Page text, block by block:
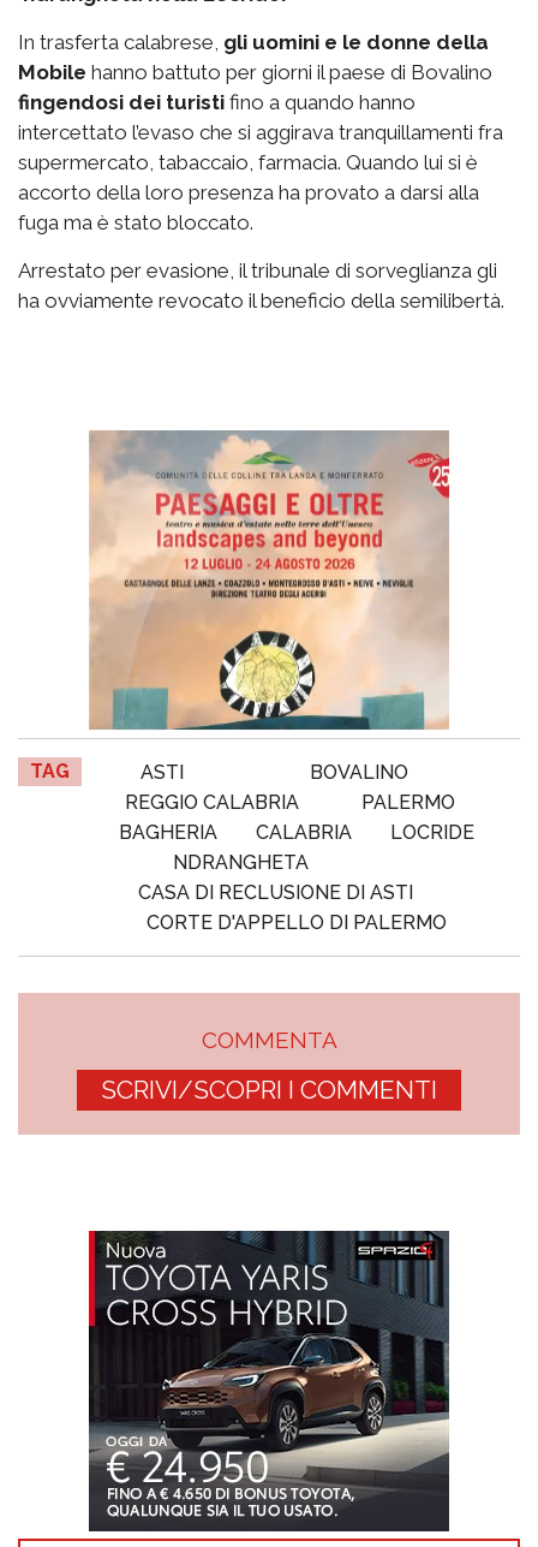
In trasferta calabrese, gli uomini e le donne della
Mobile hanno battuto per giorni il paese di Bovalino
fingendosi dei turisti fino a quando hanno
intercettato l’evaso che si aggirava tranquillamenti fra
supermercato, tabaccaio, farmacia. Quando lui si è
accorto della loro presenza ha provato a darsi alla
fuga ma è stato bloccato.
Arrestato per evasione, il tribunale di sorveglianza gli
ha ovviamente revocato il beneficio della semilibertà.
TAG ASTI
BOVALINO
REGGIO CALABRIA
PALERMO
BAGHERIA
CALABRIA
LOCRIDE
NDRANGHETA
CASA DI RECLUSIONE DI ASTI
CORTE D'APPELLO DI PALERMO
COMMENTA
SCRIVI/SCOPRI I COMMENTI